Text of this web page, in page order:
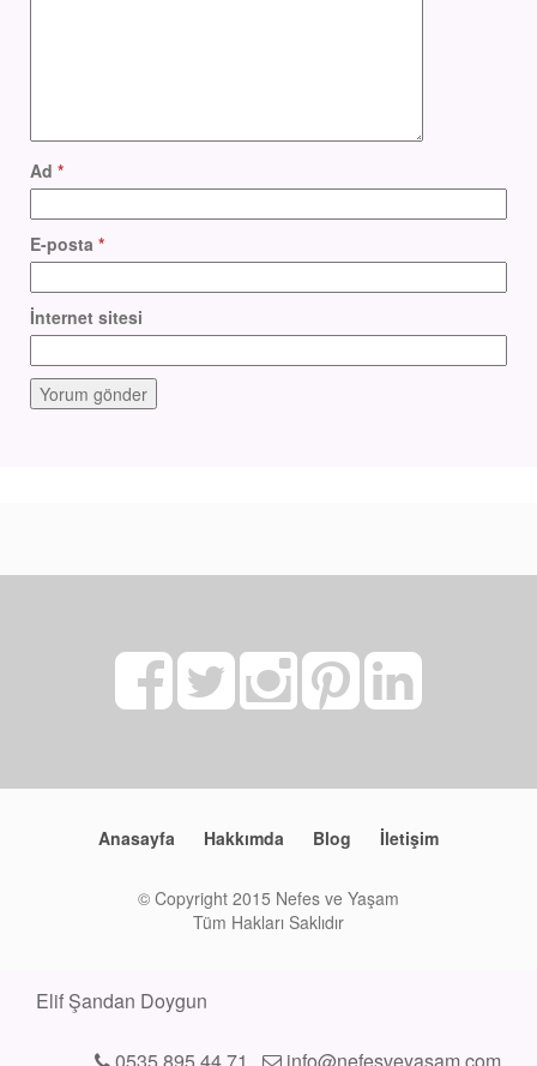
Ad *
E-posta *
İnternet sitesi
Anasayfa Hakkımda Blog İletişim
© Copyright 2015 Nefes ve Yaşam
Tüm Hakları Saklıdır
Elif Şandan Doygun